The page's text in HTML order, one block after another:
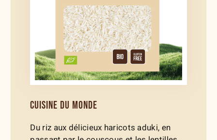
CUISINE DU MONDE
Du riz aux délicieux haricots aduki, en